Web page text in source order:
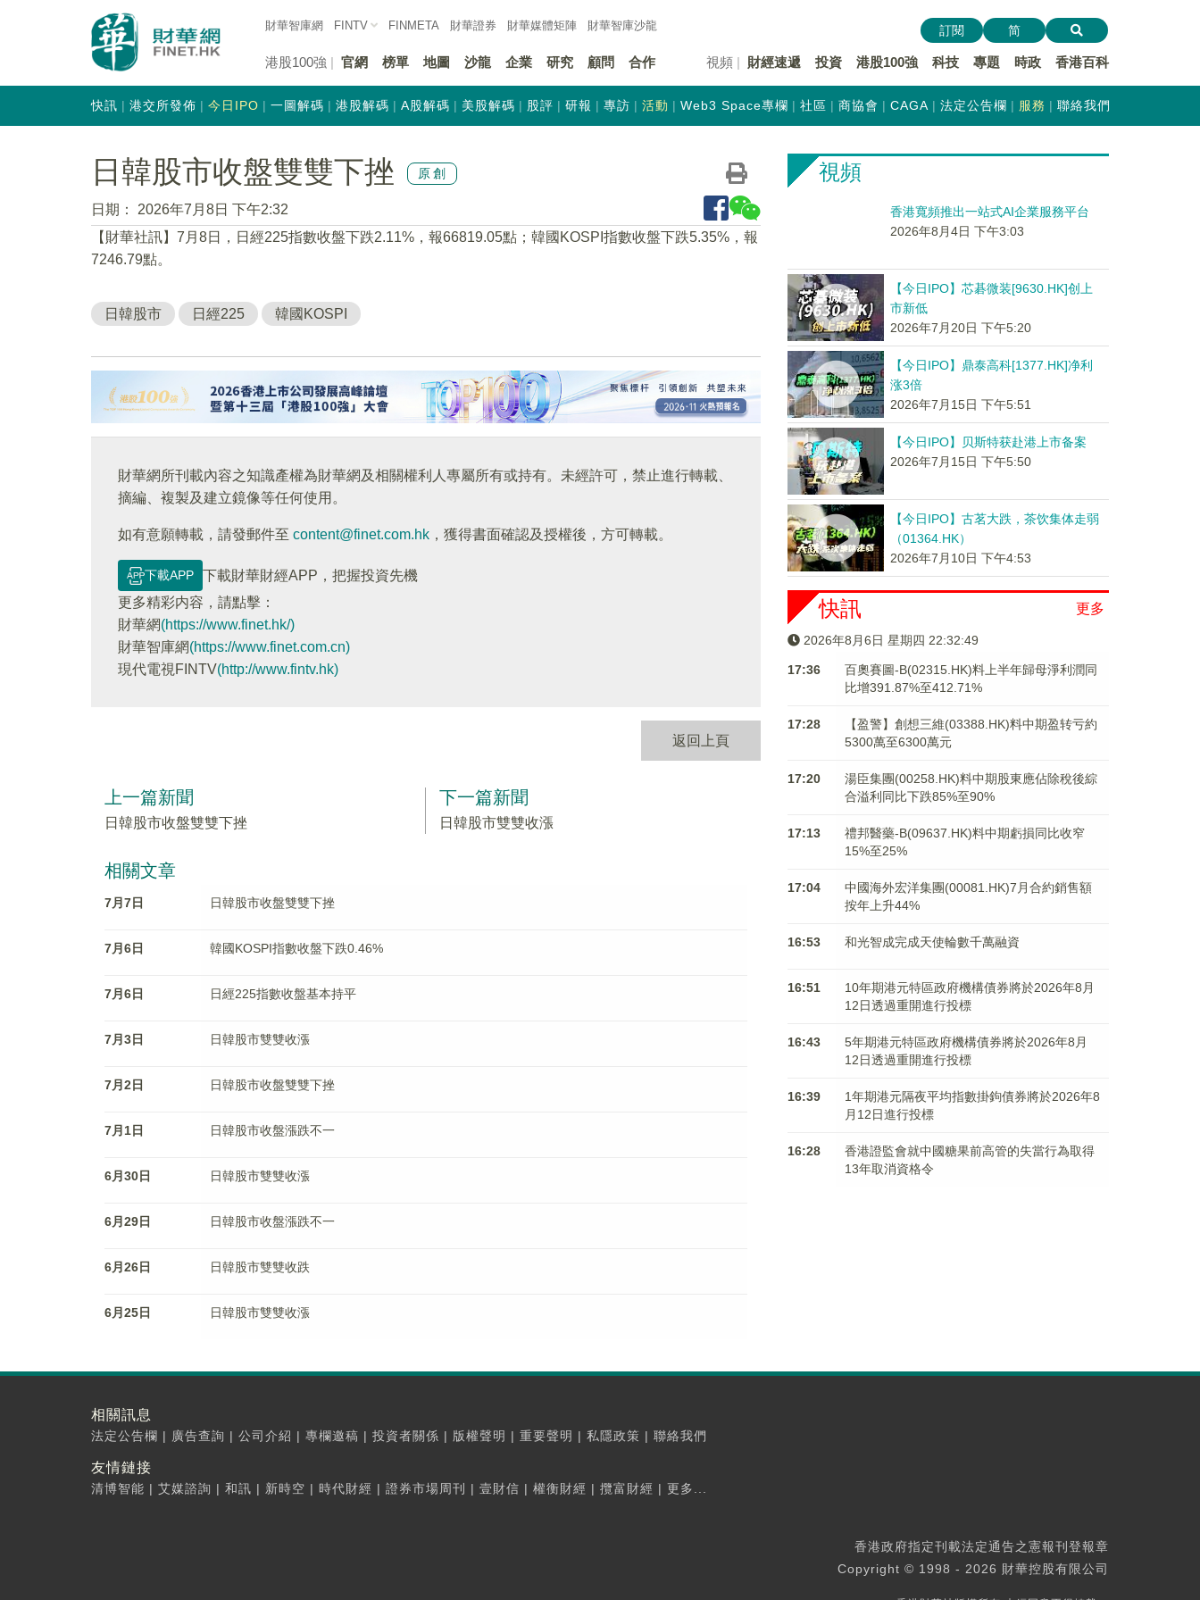
財華智庫網 FINTV FINMETA 財華證券 財華媒體矩陣 財華智庫沙龍
港股100強 官網 榜單 地圖 沙龍 企業 研究 顧問 合作 視頻 財經速遞 投資 港股100強 科技 專題 時政 香港百科
訂閱 简
快訊 港交所發佈 今日IPO 一圖解碼 港股解碼 A股解碼 美股解碼 股評 研報 專訪 活動 Web3 Space專欄 社區 商協會 CAGA 法定公告欄 服務 聯絡我們
日韓股市收盤雙雙下挫 原創
日期：
2026年7月8日 下午2:32
【財華社訊】7月8日，日經225指數收盤下跌2.11%，報66819.05點；韓國KOSPI指數收盤下跌5.35%，報
7246.79點。
日韓股市 日經225 韓國KOSPI
財華網所刊載內容之知識產權為財華網及相關權利人專屬所有或持有。未經許可，禁止進行轉載、
摘編、複製及建立鏡像等任何使用。
如有意願轉載，請發郵件至 content@finet.com.hk ，獲得書面確認及授權後，方可轉載。
下載APP
下載財華財經APP，把握投資先機
更多精彩内容，請點擊：
財華網(https://www.finet.hk/)
財華智庫網(https://www.finet.com.cn)
現代電視FINTV(http://www.fintv.hk)
返回上頁
上一篇新聞
日韓股市收盤雙雙下挫
下一篇新聞
日韓股市雙雙收漲
相關文章
7月7日 日韓股市收盤雙雙下挫
7月6日 韓國KOSPI指數收盤下跌0.46%
7月6日 日經225指數收盤基本持平
7月3日 日韓股市雙雙收漲
7月2日 日韓股市收盤雙雙下挫
7月1日 日韓股市收盤漲跌不一
6月30日 日韓股市雙雙收漲
6月29日 日韓股市收盤漲跌不一
6月26日 日韓股市雙雙收跌
6月25日 日韓股市雙雙收漲
視頻
香港寬頻推出一站式AI企業服務平台
2026年8月4日 下午3:03
【今日IPO】芯碁微装[9630.HK]创上
市新低
2026年7月20日 下午5:20
【今日IPO】鼎泰高科[1377.HK]净利
涨3倍
2026年7月15日 下午5:51
【今日IPO】贝斯特获赴港上市备案
2026年7月15日 下午5:50
【今日IPO】古茗大跌，茶饮集体走弱
（01364.HK）
2026年7月10日 下午4:53
更多
快訊
2026年8月6日 星期四 22:32:49
17:36
百奧賽圖-B(02315.HK)料上半年歸母淨利潤同
比增391.87%至412.71%
17:28
【盈警】創想三維(03388.HK)料中期盈转亏約
5300萬至6300萬元
17:20
湯臣集團(00258.HK)料中期股東應佔除稅後綜
合溢利同比下跌85%至90%
17:13
禮邦醫藥-B(09637.HK)料中期虧損同比收窄
15%至25%
17:04
中國海外宏洋集團(00081.HK)7月合約銷售額
按年上升44%
16:53 和光智成完成天使輪數千萬融資
16:51
10年期港元特區政府機構債券將於2026年8月
12日透過重開進行投標
16:43
5年期港元特區政府機構債券將於2026年8月
12日透過重開進行投標
16:39
1年期港元隔夜平均指數掛鉤債券將於2026年8
月12日進行投標
16:28
香港證監會就中國糖果前高管的失當行為取得
13年取消資格令
相關訊息
法定公告欄 | 廣告查詢 | 公司介紹 | 專欄邀稿 | 投資者關係 | 版權聲明 | 重要聲明 | 私隱政策 | 聯絡我們
友情鏈接
清博智能 | 艾媒諮詢 | 和訊 | 新時空 | 時代財經 | 證券市場周刊 | 壹財信 | 權衡財經 | 攬富財經 | 更多...
香港政府指定刊載法定通告之憲報刊登報章
Copyright © 1998 - 2026 財華控股有限公司